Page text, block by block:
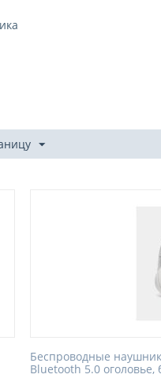
Беспроводные
Bluetooth 5.0 оголовье,